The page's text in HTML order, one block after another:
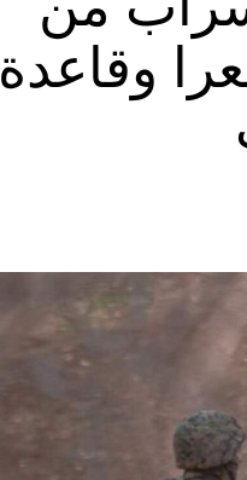
وقاعدة